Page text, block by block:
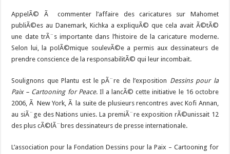
AppelÃ© Ã commenter l’affaire des caricatures sur Mahomet
publiÃ©es au Danemark, Kichka a expliquÃ© que cela avait Ã©tÃ©
une date trÃ¨s importante dans l’histoire de la caricature moderne.
Selon lui, la polÃ©mique soulevÃ©e a permis aux dessinateurs de
prendre conscience de la responsabilitÃ© qui leur incombait.
Soulignons que Plantu est le pÃ¨re de l’exposition Dessins pour la
Paix – Cartooning for Peace. Il a lancÃ© cette initiative le 16 octobre
2006, Ã New York, Ã la suite de plusieurs rencontres avec Kofi Annan,
au siÃ¨ge des Nations unies. La premiÃ¨re exposition rÃ©unissait 12
des plus cÃ©lÃ¨bres dessinateurs de presse internationale.
L’association pour la Fondation Dessins pour la Paix – Cartooning for